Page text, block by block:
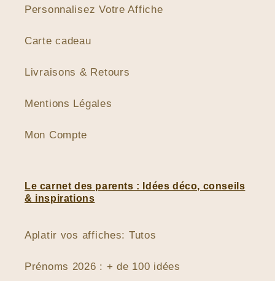
Personnalisez Votre Affiche
Carte cadeau
Livraisons & Retours
Mentions Légales
Mon Compte
Le carnet des parents : Idées déco, conseils
& inspirations
Aplatir vos affiches: Tutos
Prénoms 2026 : + de 100 idées